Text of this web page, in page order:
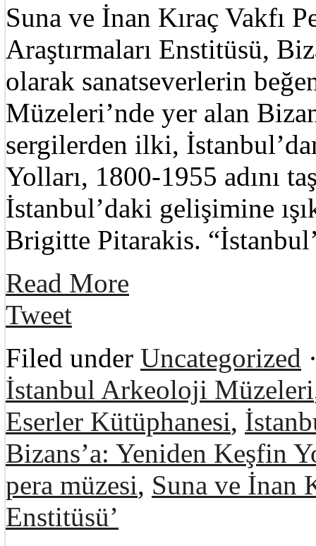
Suna ve İnan Kıraç Vakfı
Araştırmaları Enstitüsü,
olarak sanatseverlerin
Müzeleri’nde yer alan
sergilerden ilki,
Yolları, 1800-1955 adını
İstanbul’daki gelişimine
Brigitte Pitarakis.
Read More
Tweet
Filed under Uncategorized
İstanbul Arkeoloji Müzeleri
Eserler Kütüphanesi,
Bizans’a: Yeniden Keşfin
pera müzesi, Suna ve İnan
Enstitüsü’